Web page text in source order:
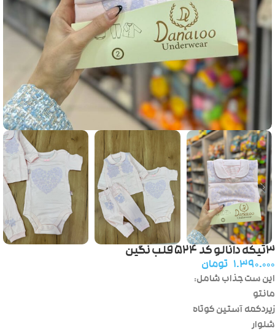
۳تیکه دانالو کد ۵۲۴ قلب نگین
۱.۳۹۰.۰۰۰ تومان
این ست جذاب شامل:
مانتو
زیردکمه آستین کوتاه
شلوار